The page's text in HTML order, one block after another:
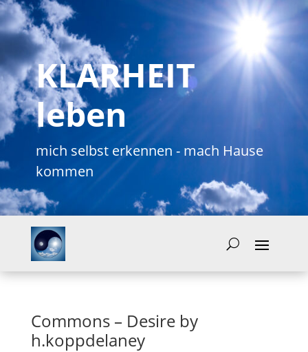
KLARHEIT
leben
mich selbst erkennen - mach Hause
kommen
Commons – Desire by
h.koppdelaney